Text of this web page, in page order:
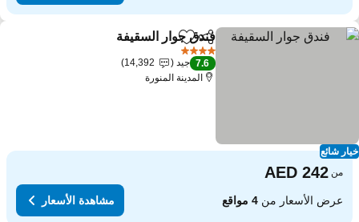
شائع
مشاركةAdd to favorites
فندق جوار السقيفة
7.6 جيد
14,392
المدينة المنورة
من
عرض الأسعار من4 مواقع مشاهدة الأسعار